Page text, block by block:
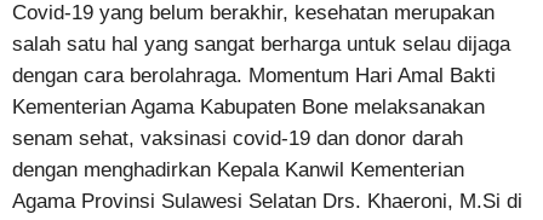
Covid-19 yang belum berakhir, kesehatan merupakan
salah satu hal yang sangat berharga untuk selau dijaga
dengan cara berolahraga. Momentum Hari Amal Bakti
Kementerian Agama Kabupaten Bone melaksanakan
senam sehat, vaksinasi covid-19 dan donor darah
dengan menghadirkan Kepala Kanwil Kementerian
Agama Provinsi Sulawesi Selatan Drs. Khaeroni, M.Si di